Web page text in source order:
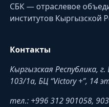
СБК — отраслевое
институтов Кыргызской
Контакты
Кыргызская Республика,
103/1a, БЦ “Victory +”, 14
тел.: +996 312 901058,